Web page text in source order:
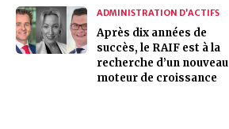
ADMINISTRATION D’ACTIFS
Après dix années de
succès, le RAIF est à la
recherche d’un nouveau
moteur de croissance